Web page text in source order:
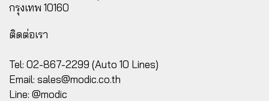
กรุงเทพ 10160
ติดต่อเรา
Tel: 02-867-2299 (Auto 10 Lines)
Email: sales@modic.co.th
Line: @modic